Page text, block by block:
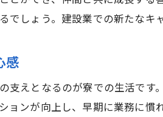
寮完備がもた
実践的なスキ
将来の独立に
でしょう。建設業での新たなキ
感
支えとなるのが寮での生活で
ョンが向上し、早期に業務に